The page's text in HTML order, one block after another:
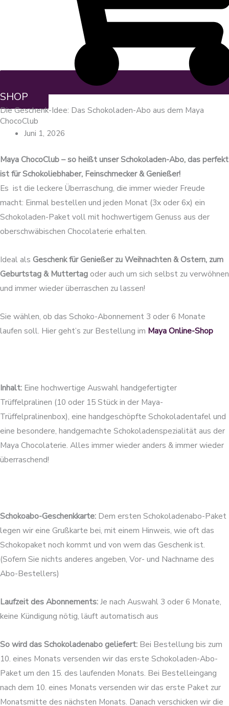
SHOP
Die Geschenk-Idee: Das Schokoladen-Abo aus dem Maya
ChocoClub
Juni 1, 2026
Maya ChocoClub – so heißt unser Schokoladen-Abo, das perfekt
ist für Schokoliebhaber, Feinschmecker & Genießer!
Es ist die leckere Überraschung, die immer wieder Freude
macht: Einmal bestellen und jeden Monat (3x oder 6x) ein
Schokoladen-Paket voll mit hochwertigem Genuss aus der
oberschwäbischen Chocolaterie erhalten.
Ideal als Geschenk für Genießer zu Weihnachten & Ostern, zum
Geburtstag & Muttertag oder auch um sich selbst zu verwöhnen
und immer wieder überraschen zu lassen!
Sie wählen, ob das Schoko-Abonnement 3 oder 6 Monate
laufen soll. Hier geht’s zur Bestellung im Maya Online-Shop
Inhalt: Eine hochwertige Auswahl handgefertigter
Trüffelpralinen (10 oder 15 Stück in der Maya-
Trüffelpralinenbox), eine handgeschöpfte Schokoladentafel und
eine besondere, handgemachte Schokoladenspezialität aus der
Maya Chocolaterie. Alles immer wieder anders & immer wieder
überraschend!
Schokoabo-Geschenkkarte: Dem ersten Schokoladenabo-Paket
legen wir eine Grußkarte bei, mit einem Hinweis, wie oft das
Schokopaket noch kommt und von wem das Geschenk ist.
(Sofern Sie nichts anderes angeben, Vor- und Nachname des
Abo-Bestellers)
Laufzeit des Abonnements:Je nach Auswahl 3 oder 6 Monate,
keine Kündigung nötig, läuft automatisch aus
So wird das Schokoladenabo geliefert: Bei Bestellung bis zum
10. eines Monats versenden wir das erste Schokoladen-Abo-
Paket um den 15. des laufenden Monats. Bei Bestelleingang
nach dem 10. eines Monats versenden wir das erste Paket zur
Monatsmitte des nächsten Monats. Danach verschicken wir die